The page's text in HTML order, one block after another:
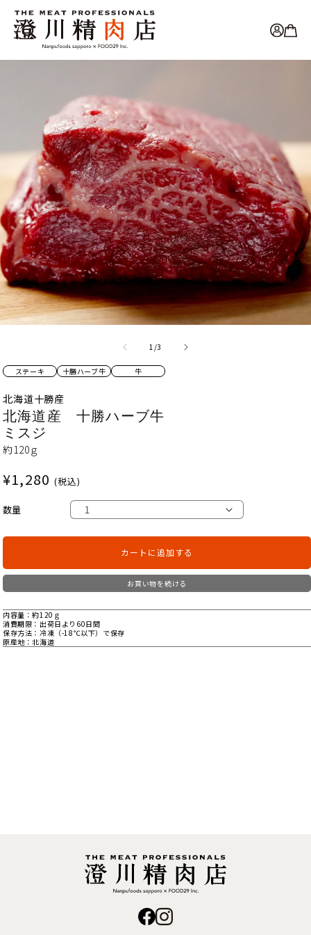
ンツに
進む
ト
商品情
1 /の
3
ステーキ 十勝ハーブ牛 牛
北海道十勝産
北海道産 十勝ハーブ牛
ミスジ
約120ｇ
通
価
¥1,280 (税込)
数量
カートに追加する
お買い物を続ける
内容量
約120ｇ
消費期限
出荷日より60日間
保存方法
冷凍（-18℃以下）で保存
原産地
北海道